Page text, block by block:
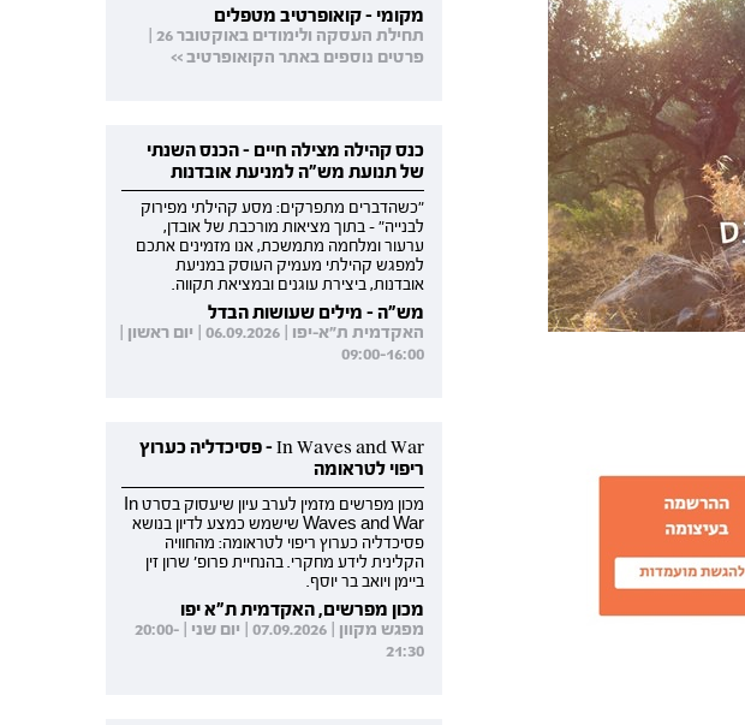
מקומי - קואופרטיב מטפלים
תחילת העסקה ולימודים באוקטובר 26 |
פרטים נוספים באתר הקואופרטיב >>
כנס קהילה מצילה חיים - הכנס השנתי
של תנועת מש"ה למניעת אובדנות
"כשהדברים מתפרקים: מסע קהילתי מפירוק
לבנייה" - בתוך מציאות מורכבת של אובדן,
ערעור ומלחמה מתמשכת, אנו מזמינים אתכם
למפגש קהילתי מעמיק העוסק במניעת
אובדנות, ביצירת עוגנים ובמציאת תקווה.
מש"ה - מילים שעושות הבדל
האקדמית ת"א-יפו | 06.09.2026 | יום ראשון |
09:00-16:00
In Waves and War - פסיכדליה כערוץ
ריפוי לטראומה
מכון מפרשים מזמין לערב עיון שיעסוק בסרט In
Waves and War שישמש כמצע לדיון בנושא
פסיכדליה כערוץ ריפוי לטראומה: מהחוויה
הקלינית לידע מחקרי. בהנחיית פרופ' שרון זין
ביימן ויואב בר יוסף.
מכון מפרשים, האקדמית ת"א יפו
מפגש מקוון | 07.09.2026 | יום שני | 20:00-
21:30